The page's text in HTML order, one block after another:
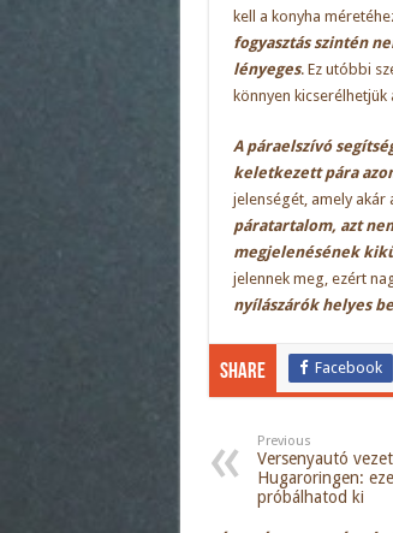
kell a konyha
fogyasztás szintén
lényeges. Ez utóbbi
könnyen kicserélhetjük
A páraelszívó
keletkezett pára
jelenségét, amely akár
páratartalom, azt
megjelenésének
jelennek meg, ezért
nyílászárók helyes
Share Facebook
Previous
Versenyautó
Hugaroringen:
próbálhatod ki